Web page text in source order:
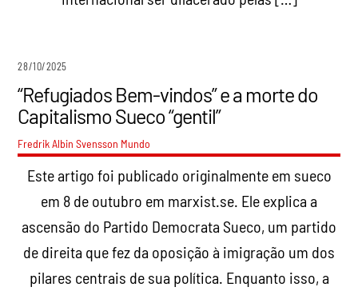
28/10/2025
“Refugiados Bem-vindos” e a morte do
Capitalismo Sueco “gentil”
Fredrik Albin Svensson Mundo
Este artigo foi publicado originalmente em sueco
em 8 de outubro em marxist.se. Ele explica a
ascensão do Partido Democrata Sueco, um partido
de direita que fez da oposição à imigração um dos
pilares centrais de sua política. Enquanto isso, a